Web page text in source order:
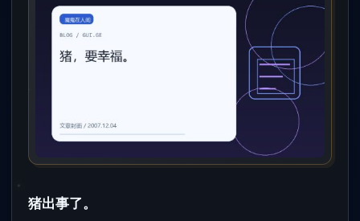
猪出事了。